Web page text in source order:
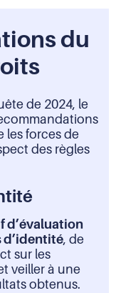
du
de 2024, le
les forces de
des règles
d’évaluation
d’identité, de
sur les
veiller à une
obtenus.